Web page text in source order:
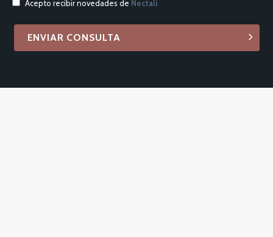
Acepto recibir novedades de Nectali